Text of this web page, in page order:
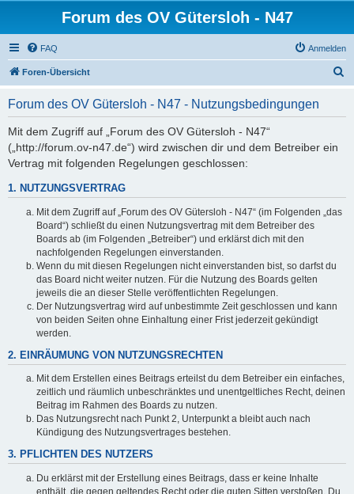
Forum des OV Gütersloh - N47
FAQ Anmelden
Foren-Übersicht
Forum des OV Gütersloh - N47 - Nutzungsbedingungen
Mit dem Zugriff auf „Forum des OV Gütersloh - N47“
(„http://forum.ov-n47.de“) wird zwischen dir und dem Betreiber ein
Vertrag mit folgenden Regelungen geschlossen:
1. NUTZUNGSVERTRAG
Mit dem Zugriff auf „Forum des OV Gütersloh - N47“ (im Folgenden „das
Board“) schließt du einen Nutzungsvertrag mit dem Betreiber des
Boards ab (im Folgenden „Betreiber“) und erklärst dich mit den
nachfolgenden Regelungen einverstanden.
Wenn du mit diesen Regelungen nicht einverstanden bist, so darfst du
das Board nicht weiter nutzen. Für die Nutzung des Boards gelten
jeweils die an dieser Stelle veröffentlichten Regelungen.
Der Nutzungsvertrag wird auf unbestimmte Zeit geschlossen und kann
von beiden Seiten ohne Einhaltung einer Frist jederzeit gekündigt
werden.
2. EINRÄUMUNG VON NUTZUNGSRECHTEN
Mit dem Erstellen eines Beitrags erteilst du dem Betreiber ein einfaches,
zeitlich und räumlich unbeschränktes und unentgeltliches Recht, deinen
Beitrag im Rahmen des Boards zu nutzen.
Das Nutzungsrecht nach Punkt 2, Unterpunkt a bleibt auch nach
Kündigung des Nutzungsvertrages bestehen.
3. PFLICHTEN DES NUTZERS
Du erklärst mit der Erstellung eines Beitrags, dass er keine Inhalte
enthält, die gegen geltendes Recht oder die guten Sitten verstoßen. Du